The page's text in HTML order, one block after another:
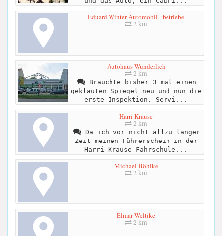
Eduard Winter Automobil - betriebe
2 km
Autohaus Wunderlich
2 km
Brauchte bisher 3 mal einen
geklauten Spiegel neu und nun die
erste Inspektion. Servi...
Harri Krause
2 km
Da ich vor nicht allzu langer
Zeit meinen Führerschein in der
Harri Krause Fahrschule...
Michael Böhlke
2 km
Elmar Weltike
2 km